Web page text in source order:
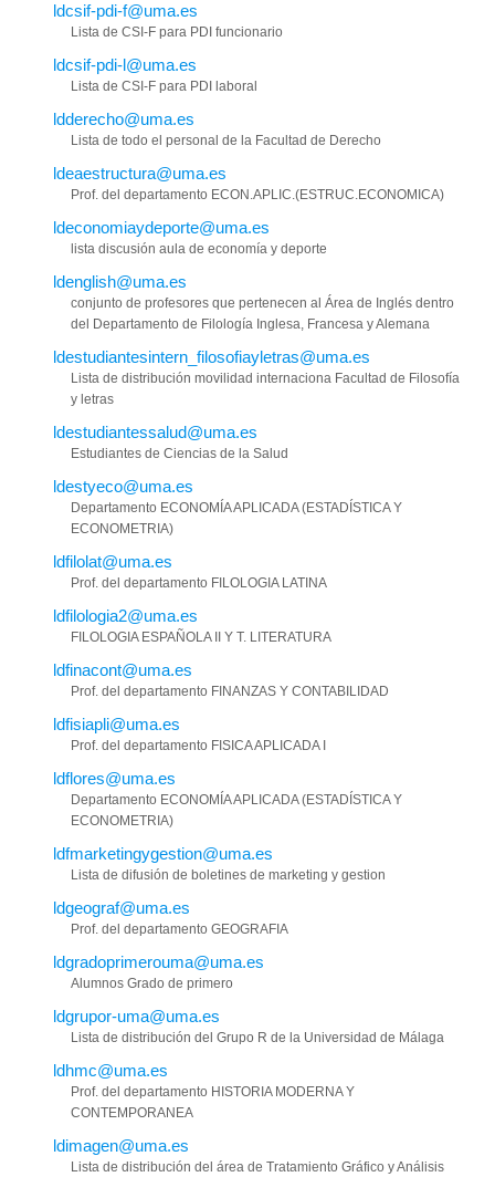
ldcsif-pdi-f@uma.es
Lista de CSI-F para PDI funcionario
ldcsif-pdi-l@uma.es
Lista de CSI-F para PDI laboral
ldderecho@uma.es
Lista de todo el personal de la Facultad de Derecho
ldeaestructura@uma.es
Prof. del departamento ECON.APLIC.(ESTRUC.ECONOMICA)
ldeconomiaydeporte@uma.es
lista discusión aula de economía y deporte
ldenglish@uma.es
conjunto de profesores que pertenecen al Área de Inglés dentro
del Departamento de Filología Inglesa, Francesa y Alemana
ldestudiantesintern_filosofiayletras@uma.es
Lista de distribución movilidad internaciona Facultad de Filosofía
y letras
ldestudiantessalud@uma.es
Estudiantes de Ciencias de la Salud
ldestyeco@uma.es
Departamento ECONOMÍA APLICADA (ESTADÍSTICA Y
ECONOMETRIA)
ldfilolat@uma.es
Prof. del departamento FILOLOGIA LATINA
ldfilologia2@uma.es
FILOLOGIA ESPAÑOLA II Y T. LITERATURA
ldfinacont@uma.es
Prof. del departamento FINANZAS Y CONTABILIDAD
ldfisiapli@uma.es
Prof. del departamento FISICA APLICADA I
ldflores@uma.es
Departamento ECONOMÍA APLICADA (ESTADÍSTICA Y
ECONOMETRIA)
ldfmarketingygestion@uma.es
Lista de difusión de boletines de marketing y gestion
ldgeograf@uma.es
Prof. del departamento GEOGRAFIA
ldgradoprimerouma@uma.es
Alumnos Grado de primero
ldgrupor-uma@uma.es
Lista de distribución del Grupo R de la Universidad de Málaga
ldhmc@uma.es
Prof. del departamento HISTORIA MODERNA Y
CONTEMPORANEA
ldimagen@uma.es
Lista de distribución del área de Tratamiento Gráfico y Análisis